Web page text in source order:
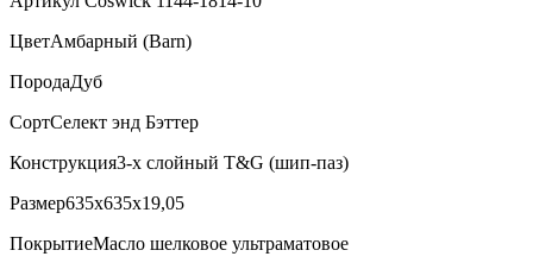
ЦветАмбарный (Barn)
ПородаДуб
СортСелект энд Бэттер
Конструкция3-х слойный T&G (шип-паз)
Размер635x635x19,05
ПокрытиеМасло шелковое ультраматовое